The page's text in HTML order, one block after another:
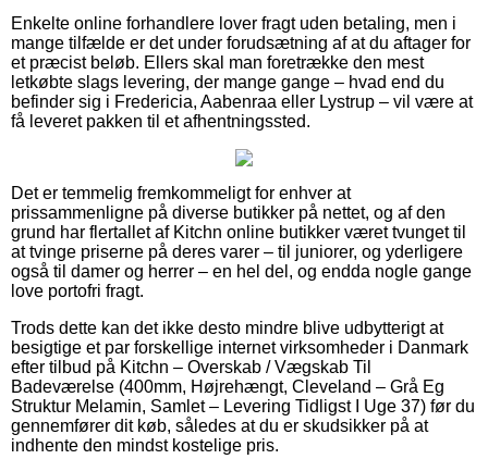
Enkelte online forhandlere lover fragt uden betaling, men i
mange tilfælde er det under forudsætning af at du aftager for
et præcist beløb. Ellers skal man foretrække den mest
letkøbte slags levering, der mange gange – hvad end du
befinder sig i Fredericia, Aabenraa eller Lystrup – vil være at
få leveret pakken til et afhentningssted.
Det er temmelig fremkommeligt for enhver at
prissammenligne på diverse butikker på nettet, og af den
grund har flertallet af Kitchn online butikker været tvunget til
at tvinge priserne på deres varer – til juniorer, og yderligere
også til damer og herrer – en hel del, og endda nogle gange
love portofri fragt.
Trods dette kan det ikke desto mindre blive udbytterigt at
besigtige et par forskellige internet virksomheder i Danmark
efter tilbud på Kitchn – Overskab / Vægskab Til
Badeværelse (400mm, Højrehængt, Cleveland – Grå Eg
Struktur Melamin, Samlet – Levering Tidligst I Uge 37) før du
gennemfører dit køb, således at du er skudsikker på at
indhente den mindst kostelige pris.